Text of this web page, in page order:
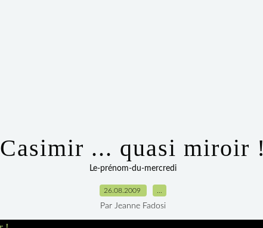
Casimir ... quasi miroir !
Le-prénom-du-mercredi
26.08.2009
Par Jeanne Fadosi